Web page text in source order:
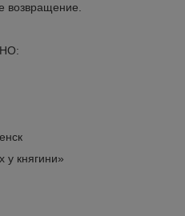
возвращение.
у княгини»